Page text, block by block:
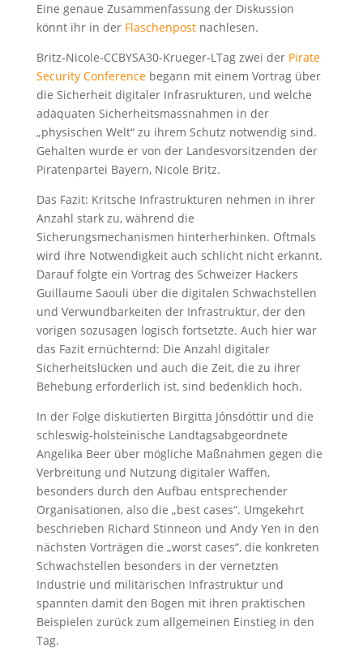
Eine genaue Zusammenfassung der Diskussion
könnt ihr in der Flaschenpostnachlesen.
Britz-Nicole-CCBYSA30-Krueger-LTag zwei der Pirate
Security Conferencebegann mit einem Vortrag über
die Sicherheit digitaler Infrasrukturen, und welche
adäquaten Sicherheitsmassnahmen in der
„physischen Welt“ zu ihrem Schutz notwendig sind.
Gehalten wurde er von der Landesvorsitzenden der
Piratenpartei Bayern, Nicole Britz.
Das Fazit: Kritsche Infrastrukturen nehmen in ihrer
Anzahl stark zu, während die
Sicherungsmechanismen hinterherhinken. Oftmals
wird ihre Notwendigkeit auch schlicht nicht erkannt.
Darauf folgte ein Vortrag des Schweizer Hackers
Guillaume Saouli über die digitalen Schwachstellen
und Verwundbarkeiten der Infrastruktur, der den
vorigen sozusagen logisch fortsetzte. Auch hier war
das Fazit ernüchternd: Die Anzahl digitaler
Sicherheitslücken und auch die Zeit, die zu ihrer
Behebung erforderlich ist, sind bedenklich hoch.
In der Folge diskutierten Birgitta Jónsdóttir und die
schleswig-holsteinische Landtagsabgeordnete
Angelika Beer über mögliche Maßnahmen gegen die
Verbreitung und Nutzung digitaler Waffen,
besonders durch den Aufbau entsprechender
Organisationen, also die „best cases“. Umgekehrt
beschrieben Richard Stinneon und Andy Yen in den
nächsten Vorträgen die „worst cases“, die konkreten
Schwachstellen besonders in der vernetzten
Industrie und militärischen Infrastruktur und
spannten damit den Bogen mit ihren praktischen
Beispielen zurück zum allgemeinen Einstieg in den
Tag.